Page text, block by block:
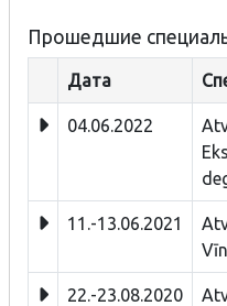
Прошедшие
Дата
04.06.2022
11.-13.06.2021
22.-23.08.2020